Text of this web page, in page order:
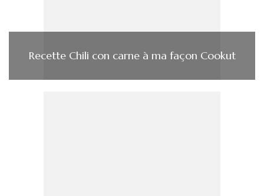
Recette Chili con carne à ma façon Cookut